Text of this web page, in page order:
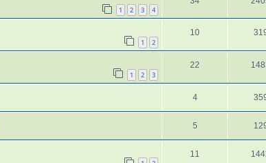
1 2 3 4
1 2
10
1 2 3
22
4
5
11